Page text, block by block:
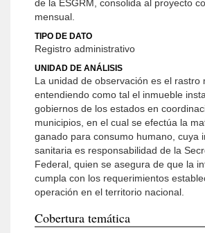
de la ESGRM, consolida al proyecto
mensual.
TIPO DE DATO
Registro administrativo
UNIDAD DE ANÁLISIS
La unidad de observación es el rastro
entendiendo como tal el inmueble
gobiernos de los estados en
municipios, en el cual se efectúa la
ganado para consumo humano, cuya
sanitaria es responsabilidad de la
Federal, quien se asegura de que la
cumpla con los requerimientos
operación en el territorio nacional.
Cobertura temática